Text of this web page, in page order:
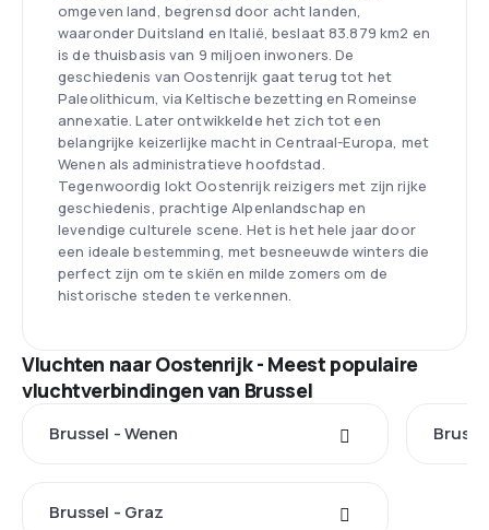
omgeven land, begrensd door acht landen,
waaronder Duitsland en Italië, beslaat 83.879 km2 en
is de thuisbasis van 9 miljoen inwoners. De
geschiedenis van Oostenrijk gaat terug tot het
Paleolithicum, via Keltische bezetting en Romeinse
annexatie. Later ontwikkelde het zich tot een
belangrijke keizerlijke macht in Centraal-Europa, met
Wenen als administratieve hoofdstad.
Tegenwoordig lokt Oostenrijk reizigers met zijn rijke
geschiedenis, prachtige Alpenlandschap en
levendige culturele scene. Het is het hele jaar door
een ideale bestemming, met besneeuwde winters die
perfect zijn om te skiën en milde zomers om de
historische steden te verkennen.
Vluchten naar Oostenrijk - Meest populaire
vluchtverbindingen van Brussel
Brussel - Wenen
Brussel - Graz